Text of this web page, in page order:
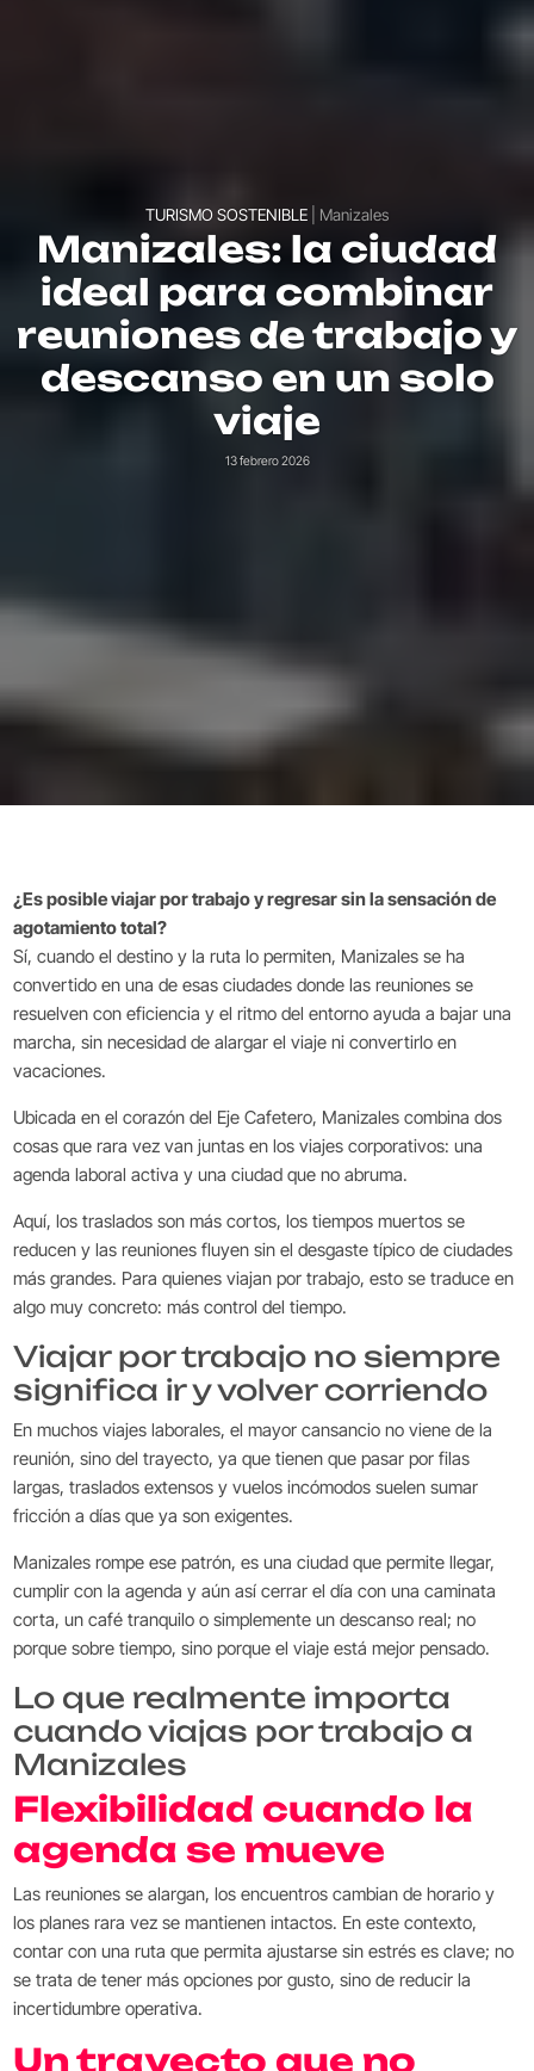
TURISMO SOSTENIBLE | Manizales
Manizales: la ciudad
ideal para combinar
reuniones de trabajo y
descanso en un solo
viaje
13 febrero 2026
¿Es posible viajar por trabajo y regresar sin la sensación de
agotamiento total?
Sí, cuando el destino y la ruta lo permiten, Manizales se ha
convertido en una de esas ciudades donde las reuniones se
resuelven con eficiencia y el ritmo del entorno ayuda a bajar una
marcha, sin necesidad de alargar el viaje ni convertirlo en
vacaciones.
Ubicada en el corazón del Eje Cafetero, Manizales combina dos
cosas que rara vez van juntas en los viajes corporativos: una
agenda laboral activa y una ciudad que no abruma.
Aquí, los traslados son más cortos, los tiempos muertos se
reducen y las reuniones fluyen sin el desgaste típico de ciudades
más grandes. Para quienes viajan por trabajo, esto se traduce en
algo muy concreto: más control del tiempo.
Viajar por trabajo no siempre
significa ir y volver corriendo
En muchos viajes laborales, el mayor cansancio no viene de la
reunión, sino del trayecto, ya que tienen que pasar por filas
largas, traslados extensos y vuelos incómodos suelen sumar
fricción a días que ya son exigentes.
Manizales rompe ese patrón, es una ciudad que permite llegar,
cumplir con la agenda y aún así cerrar el día con una caminata
corta, un café tranquilo o simplemente un descanso real; no
porque sobre tiempo, sino porque el viaje está mejor pensado.
Lo que realmente importa
cuando viajas por trabajo a
Manizales
Flexibilidad cuando la
agenda se mueve
Las reuniones se alargan, los encuentros cambian de horario y
los planes rara vez se mantienen intactos. En este contexto,
contar con una ruta que permita ajustarse sin estrés es clave; no
se trata de tener más opciones por gusto, sino de reducir la
incertidumbre operativa.
Un trayecto que no